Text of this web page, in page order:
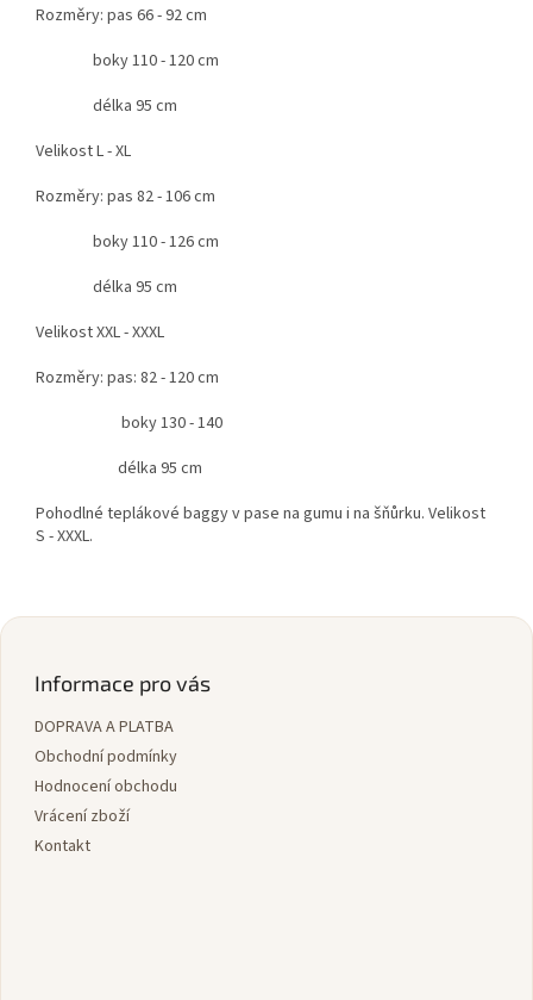
Rozměry: pas 66 - 92 cm
boky 110 - 120 cm
délka 95 cm
Velikost L - XL
Rozměry: pas 82 - 106 cm
boky 110 - 126 cm
délka 95 cm
Velikost XXL - XXXL
Rozměry: pas: 82 - 120 cm
boky 130 - 140
délka 95 cm
Pohodlné teplákové baggy v pase na gumu i na šňůrku. Velikost
S - XXXL.
Z
Informace pro vás
DOPRAVA A PLATBA
Obchodní podmínky
Hodnocení obchodu
Vrácení zboží
Kontakt